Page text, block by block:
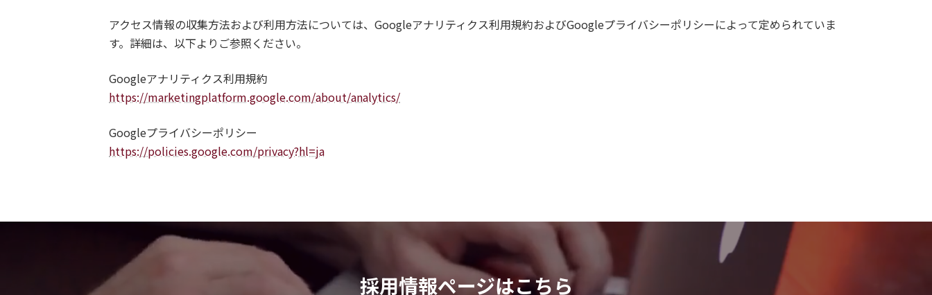
アクセス情報の収集方法および利用方法については、Googleアナリティクス利用規約およびGoogleプライバシーポリシーによって定められていま
す。詳細は、以下よりご参照ください。
Googleアナリティクス利用規約
https://marketingplatform.google.com/about/analytics/
Googleプライバシーポリシー
https://policies.google.com/privacy?hl=ja
採用情報ページはこちら